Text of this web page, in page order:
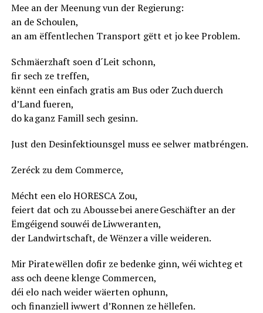
Mee an der Meenung vun der Regierung:
an de Schoulen,
an am ëffentlechen Transport gëtt et jo kee Problem.
Schmäerzhaft soen d´Leit schonn,
fir sech ze treffen,
kënnt een einfach gratis am Bus oder Zuch duerch
d’Land fueren,
do ka ganz Famill sech gesinn.
Just den Desinfektiounsgel muss ee selwer matbréngen.
Zeréck zu dem Commerce,
Mécht een elo HORESCA Zou,
feiert dat och zu Abousse bei anere Geschäfter an der
Ëmgéigend souwéi de Liwweranten,
der Landwirtschaft, de Wënzer a ville weideren.
Mir Pirate wëllen dofir ze bedenke ginn, wéi wichteg et
ass och deene klenge Commercen,
déi elo nach weider wäerten ophunn,
och finanziell iwwert d’Ronnen ze hëllefen.